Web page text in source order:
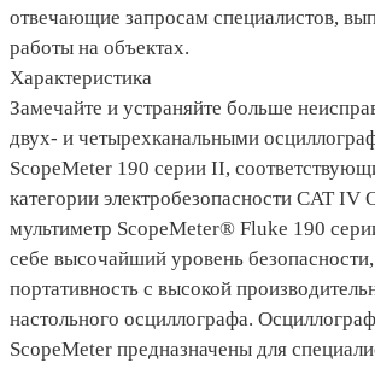
отвечающие запросам специалистов,
работы на объектах.
Характеристика
Замечайте и устраняйте больше
двух- и четырехканальными
ScopeMeter 190 серии II,
категории электробезопасности CAT IV
мультиметр ScopeMeter® Fluke 190
себе высочайший уровень
портативность с высокой
настольного осциллографа.
ScopeMeter предназначены для